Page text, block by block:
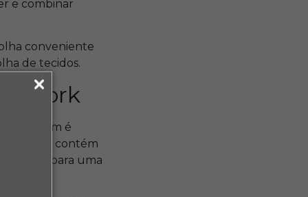
e combinar
conveniente
de tecidos.
para quem é
que o kit contém
para uma